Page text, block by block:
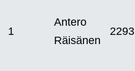
1
Antero
Räisänen
2293